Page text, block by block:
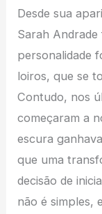
Desde sua
Sarah
personalidade
loiros, que se
Contudo, nos
começaram a
escura
que uma
decisão de
não é simples,